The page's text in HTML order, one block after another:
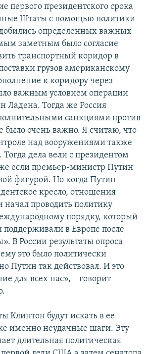
первого президентского срока
Штаты с помощью политики
определенных важных
заметным было согласие
транспортный коридор в
грузов американскому
к коридору через
важным условием операции
Ладена. Тогда же Россия
санкциями против
было очень важно. Я считаю, что
над вооружениями также
дела вели с президентом
если премьер-министр Путин
фигурой. Но когда Путин
кресло, отношения
начал проводить политику
порядку, который
в Европе после
В России результаты опроса
это было политически
Путин так действовал. И это
для всех нас», – говорит
Клинтон будут искать в ее
именно неудачные шаги. Эту
длительная политическая